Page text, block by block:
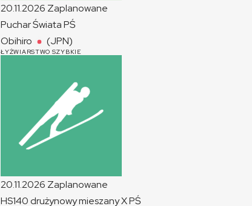
20.11.2026 Zaplanowane
Puchar ŚwiataPŚ
Obihiro
(JPN)
ŁYŻWIARSTWO SZYBKIE
20.11.2026 Zaplanowane
HS140 drużynowy mieszanyXPŚ